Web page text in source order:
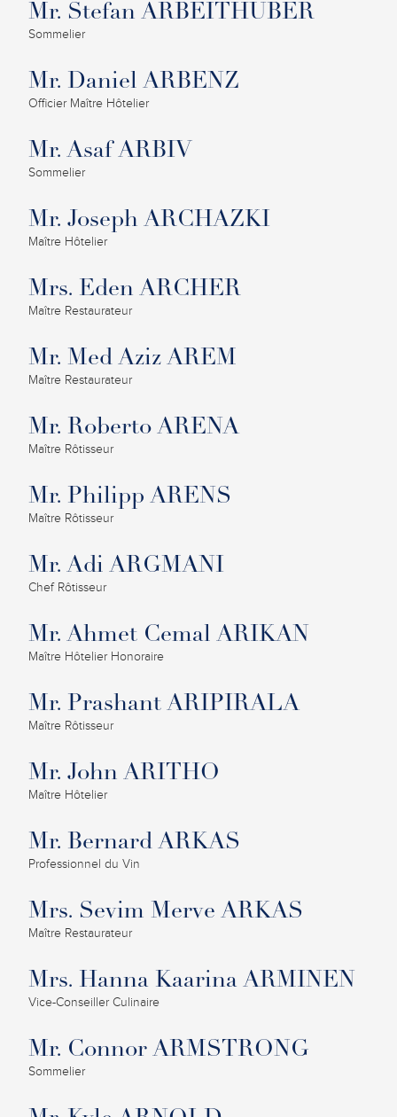
Mr. Stefan ARBEITHUBER
Sommelier
Mr. Daniel ARBENZ
Officier Maître Hôtelier
Mr. Asaf ARBIV
Sommelier
Mr. Joseph ARCHAZKI
Maître Hôtelier
Mrs. Eden ARCHER
Maître Restaurateur
Mr. Med Aziz AREM
Maître Restaurateur
Mr. Roberto ARENA
Maître Rôtisseur
Mr. Philipp ARENS
Maître Rôtisseur
Mr. Adi ARGMANI
Chef Rôtisseur
Mr. Ahmet Cemal ARIKAN
Maître Hôtelier Honoraire
Mr. Prashant ARIPIRALA
Maître Rôtisseur
Mr. John ARITHO
Maître Hôtelier
Mr. Bernard ARKAS
Professionnel du Vin
Mrs. Sevim Merve ARKAS
Maître Restaurateur
Mrs. Hanna Kaarina ARMINEN
Vice-Conseiller Culinaire
Mr. Connor ARMSTRONG
Sommelier